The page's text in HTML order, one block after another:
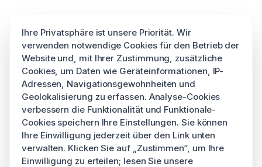
Ihre Privatsphäre ist unsere Priorität. Wir
verwenden notwendige Cookies für den Betrieb der
Website und, mit Ihrer Zustimmung, zusätzliche
Cookies, um Daten wie Geräteinformationen, IP-
Adressen, Navigationsgewohnheiten und
Geolokalisierung zu erfassen. Analyse-Cookies
verbessern die Funktionalität und Funktionale-
Cookies speichern Ihre Einstellungen. Sie können
Ihre Einwilligung jederzeit über den Link unten
verwalten. Klicken Sie auf „Zustimmen“, um Ihre
Einwilligung zu erteilen; lesen Sie unsere